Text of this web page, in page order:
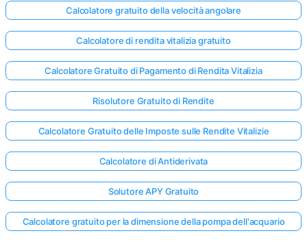
Calcolatore gratuito della velocità angolare
Calcolatore di rendita vitalizia gratuito
Calcolatore Gratuito di Pagamento di Rendita Vitalizia
Risolutore Gratuito di Rendite
Calcolatore Gratuito delle Imposte sulle Rendite Vitalizie
Calcolatore di Antiderivata
Solutore APY Gratuito
Calcolatore gratuito per la dimensione della pompa dell'acquario